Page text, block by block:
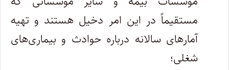
مستقیماً در این امر دخیل هستند و تهیه
آمارهای سالانه درباره حوادث و بیماری‌های
شغلی؛